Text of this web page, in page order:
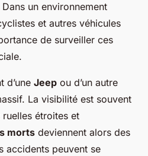
un environnement
et autres véhicules
de surveiller ces
d’une Jeep ou d’un autre
La visibilité est souvent
étroites et
morts deviennent alors des
accidents peuvent se